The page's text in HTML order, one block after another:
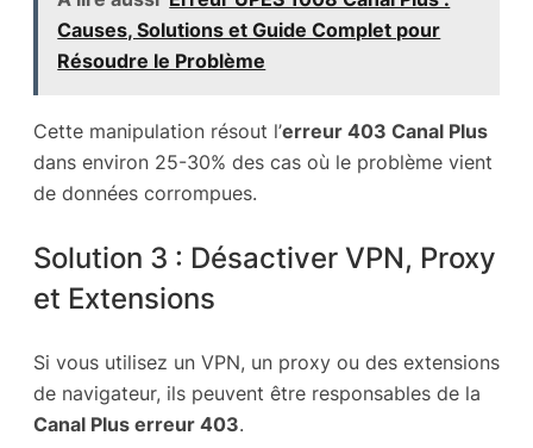
Causes, Solutions et Guide Complet pour
Résoudre le Problème
Cette manipulation résout l’erreur 403 Canal Plus
dans environ 25-30% des cas où le problème vient
de données corrompues.
Solution 3 : Désactiver VPN, Proxy
et Extensions
Si vous utilisez un VPN, un proxy ou des extensions
de navigateur, ils peuvent être responsables de la
Canal Plus erreur 403.